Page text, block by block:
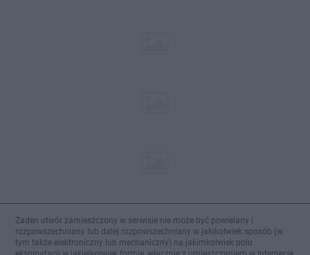
Żaden utwór zamieszczony w serwisie nie może być powielany i
rozpowszechniany lub dalej rozpowszechniany w jakikolwiek sposób (w
tym także elektroniczny lub mechaniczny) na jakimkolwiek polu